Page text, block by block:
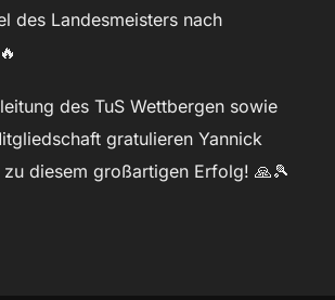
des Landesmeisters nach
des TuS Wettbergen sowie
gratulieren Yannick
diesem großartigen Erfolg! 🙏🎾